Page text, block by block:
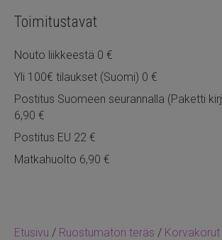
Etusivu / Ruostumaton teräs / Korvakorut
Toimitustavat
Nouto liikkeestä 0 €
Yli 100€ tilaukset (Suomi) 0 €
Postitus Suomeen seurannalla (Paketti
6,90 €
Postitus EU 22 €
Matkahuolto 6,90 €